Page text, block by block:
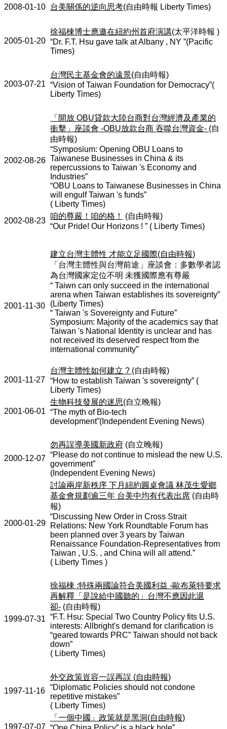
2008-01-10 台美關係的逆向思考(自由時報 Liberty Times)
2005-01-20
徐福棟博士應邀在紐約州首府演講(太平洋時報 )
“Dr. F.T. Hsu gave talk at Albany , NY ”(Pacific
Times)
2003-07-21
台灣民主基金會的遠景(自由時報)
“Vision of Taiwan Foundation for Democracy”(
Liberty Times)
2002-08-26
「開放 OBU貸款大陸台商對台灣經濟及產業的
衝擊」座談會 -OBU放款台商 吞噬台灣資金- (自
由時報)
“Symposium: Opening OBU Loans to
Taiwanese Businesses in China & its
repercussions to Taiwan 's Economy and
Industries”
“OBU Loans to Taiwanese Businesses in China
will engulf Taiwan 's funds”
( Liberty Times)
2002-08-23
咱的尊嚴！咱的格！ (自由時報)
“Our Pride! Our Horizons ! ” ( Liberty Times)
2001-11-30
建立台灣主體性 才能立足國際(自由時報)
「台灣主體性與台灣前途」座談會：多數學者認
為台灣國家定位不明 未獲國際應有尊嚴
“ Taiwn can only succeed in the international
arena when Taiwan establishes its sovereignty”
(Liberty Times)
“ Taiwan 's Sovereignty and Future”
Symposium: Majority of the academics say that
Taiwan 's National Identity is unclear and has
not received its deserved respect from the
international community”
2001-11-27
台灣主體性如何建立 ? (自由時報)
“How to establish Taiwan 's sovereignty” (
Liberty Times)
2001-06-01
生物科技發展的迷思(自立晚報)
“The myth of Bio-tech
development”(Independent Evening News)
2000-12-07
勿再誤導美國新政府 (自立晚報)
“Please do not continue to mislead the new U.S.
government”
(Independent Evening News)
2000-01-29
討論兩岸新秩序 下月紐約圓桌會議 林茂生愛鄉
基金會規劃逾三年 台美中均有代表出席 (自由時
報)
“Discussing New Order in Cross Strait
Relations: New York Roundtable Forum has
been planned over 3 years by Taiwan
Renaissance Foundation-Representatives from
Taiwan , U.S. , and China will all attend.”
( Liberty Times )
1999-07-31
徐福棟 :特殊兩國論符合美國利益 -歐布萊特要求
再解釋「是說給中國聽的」台灣不應因此退
卻- (自由時報)
“F.T. Hsu: Special Two Country Policy fits U.S.
interests: Allbright's demand for clarification is
“geared towards PRC” Taiwan should not back
down”
( Liberty Times)
1997-11-16
外交政策豈容一誤再誤 (自由時報)
“Diplomatic Policies should not condone
repetitive mistakes”
( Liberty Times)
1997-07-07
「一個中國」政策就是黑洞(自由時報)